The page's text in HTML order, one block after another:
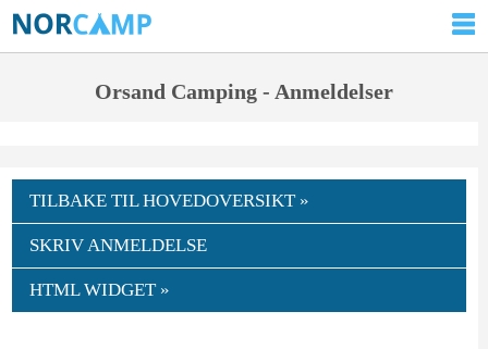
Orsand Camping - Anmeldelser
TILBAKE TIL HOVEDOVERSIKT »
SKRIV ANMELDELSE
HTML WIDGET »